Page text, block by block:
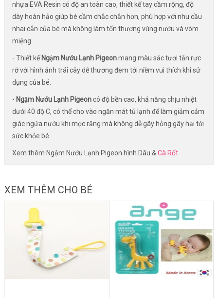
nhựa EVA Resin có độ an toàn cao, thiết kế tay cầm rộng, độ
dày hoàn hảo giúp bé cầm chắc chắn hơn, phù hợp với nhu cầu
nhai cắn của bé mà không làm tổn thương vùng nướu và vòm
miệng
- Thiết kế Ngậm Nướu Lạnh Pigeonmang màu sắc tươi tắn rực
rỡ với hình ảnh trái cây dễ thương đem tới niềm vui thích khi sử
dụng của bé.
- Ngậm Nướu Lạnh Pigeoncó độ bền cao, khả năng chịu nhiệt
dưới 40 độ C, có thể cho vào ngăn mát tủ lạnh để làm giảm cảm
giác ngứa nướu khi mọc răng mà không dễ gãy hỏng gây hại tới
sức khỏe bé.
Xem thêm Ngậm Nướu Lạnh Pigeon hình Dâu &Cà Rốt
XEM THÊM CHO BÉ